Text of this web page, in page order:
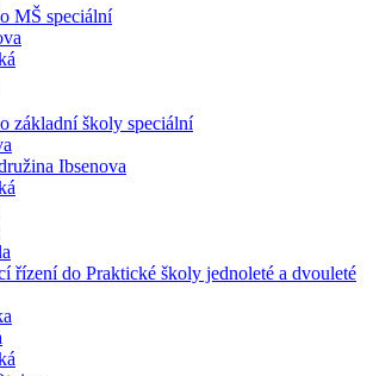
MŠ speciální
základní školy speciální
Ibsenova
řízení do Praktické školy jednoleté a dvouleté